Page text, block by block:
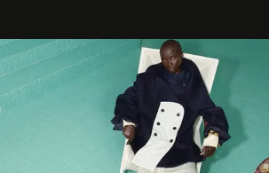
un’impronta indelebile nella storia